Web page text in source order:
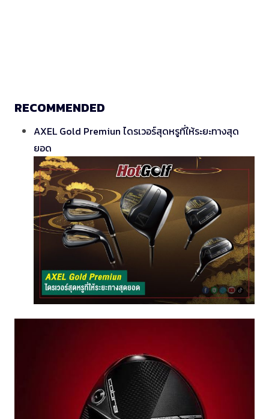
RECOMMENDED
AXEL Gold Premiun ไดรเวอร์สุดหรูที่ให้ระยะทางสุด
ยอด